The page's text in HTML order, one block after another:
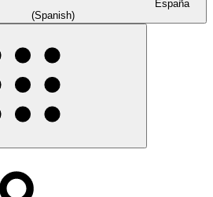
España
(Spanish)